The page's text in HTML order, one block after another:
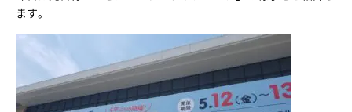
ます。